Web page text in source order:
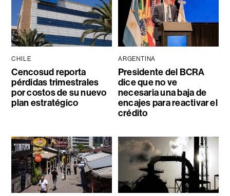
CHILE
Cencosud reporta
pérdidas trimestrales
por costos de su nuevo
plan estratégico
ARGENTINA
Presidente del BCRA
dice que no ve
necesaria una baja de
encajes para reactivar el
crédito